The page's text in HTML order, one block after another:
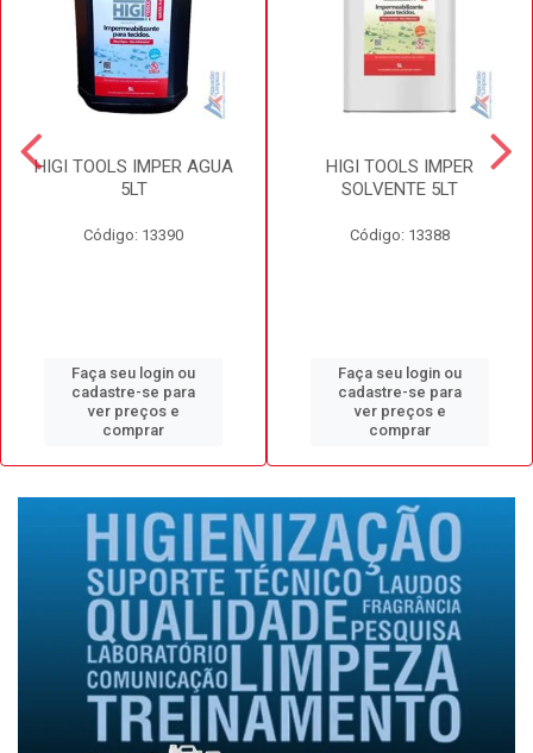
HIGI TOOLS IMPER AGUA
5LT
Código: 13390
Faça seu login ou
cadastre-se para
ver preços e
comprar
HIGI TOOLS IMPER
SOLVENTE 5LT
Código: 13388
Faça seu login ou
cadastre-se para
ver preços e
comprar